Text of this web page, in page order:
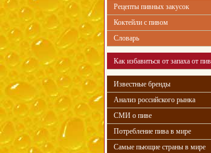
Рецепты пивных закусок
Коктейли с пивом
Словарь
Как избавиться от запаха от
Известные бренды
Анализ российского рынка
СМИ о пиве
Потребление пива в мире
Самые пьющие страны в мире